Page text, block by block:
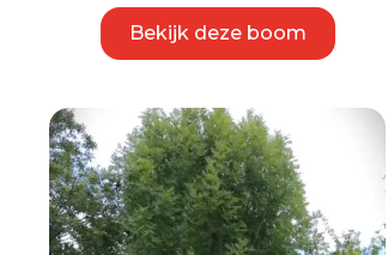
Bekijk deze boom
product
heeft
Deze
optie
kan
gekozen
worden
op